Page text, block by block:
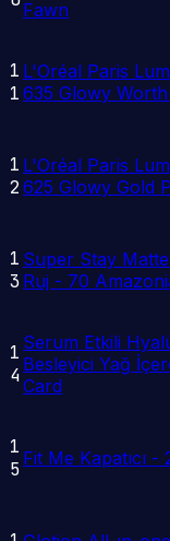
Fawn
1
1
L'Oréal Paris
635 Glowy
1
2
L'Oréal Paris
625 Glowy Gold
1
3
Super Stay
Ruj - 70
1
4
Serum Etkili
Besleyici Yağ
Card
1
5 Fit Me Kapatıcı -